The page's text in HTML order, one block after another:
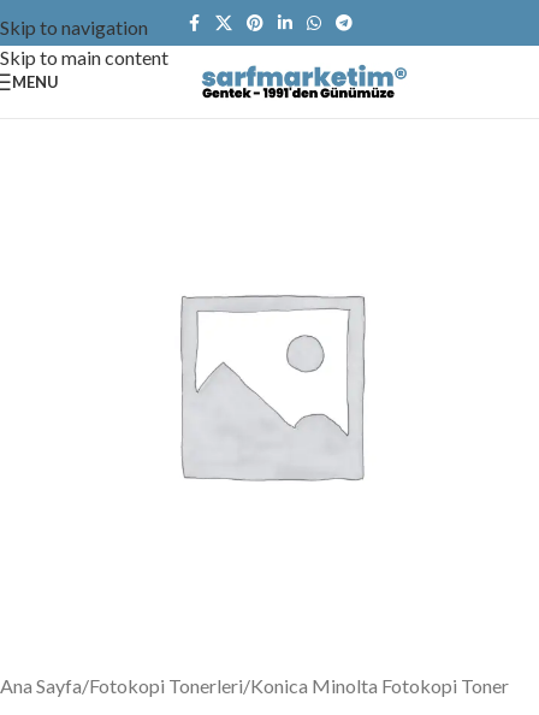
Skip to navigation
Skip to main content
MENU
Ana Sayfa/Fotokopi Tonerleri/Konica Minolta Fotokopi Toner